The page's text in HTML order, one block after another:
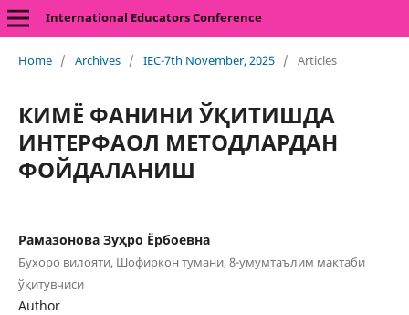
International Educators Conference
Home / Archives / IEC-7th November, 2025 / Articles
КИМЁ ФАНИНИ ЎҚИТИШДА
ИНТЕРФАОЛ МЕТОДЛАРДАН
ФОЙДАЛАНИШ
Рамазонова Зуҳро Ёрбоевна
Бухоро вилояти, Шофиркон тумани, 8-умумтаълим мактаби
ўқитувчиси
Author